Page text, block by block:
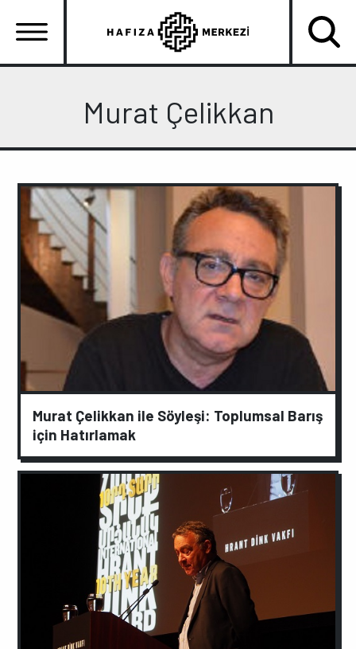
atla
Murat Çelikkan
Murat Çelikkan ile Söyleşi: Toplumsal Barış
için Hatırlamak